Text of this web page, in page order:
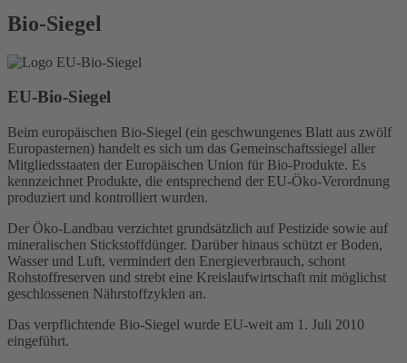
Bio-Siegel
EU-Bio-Siegel
Beim europäischen Bio-Siegel (ein geschwungenes Blatt aus zwölf
Europasternen) handelt es sich um das Gemeinschaftssiegel aller
Mitgliedsstaaten der Europäischen Union für Bio-Produkte. Es
kennzeichnet Produkte, die entsprechend der EU-Öko-Verordnung
produziert und kontrolliert wurden.
Der Öko-Landbau verzichtet grundsätzlich auf Pestizide sowie auf
mineralischen Stickstoffdünger. Darüber hinaus schützt er Boden,
Wasser und Luft, vermindert den Energieverbrauch, schont
Rohstoffreserven und strebt eine Kreislaufwirtschaft mit möglichst
geschlossenen Nährstoffzyklen an.
Das verpflichtende Bio-Siegel wurde EU-weit am 1. Juli 2010
eingeführt.